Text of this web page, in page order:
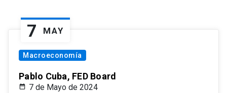
7 MAY
Macroeconomía
Pablo Cuba, FED Board
7 de Mayo de 2024